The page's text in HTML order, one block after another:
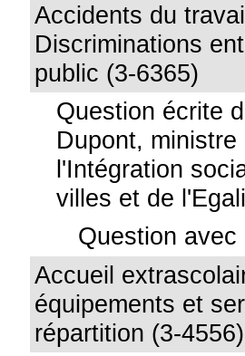
Accidents du
Discriminations
public (3-6365)
Question écrite
Dupont,
l'Intégration
villes et de
Question avec
Accueil
équipements et
répartition (3-4556)